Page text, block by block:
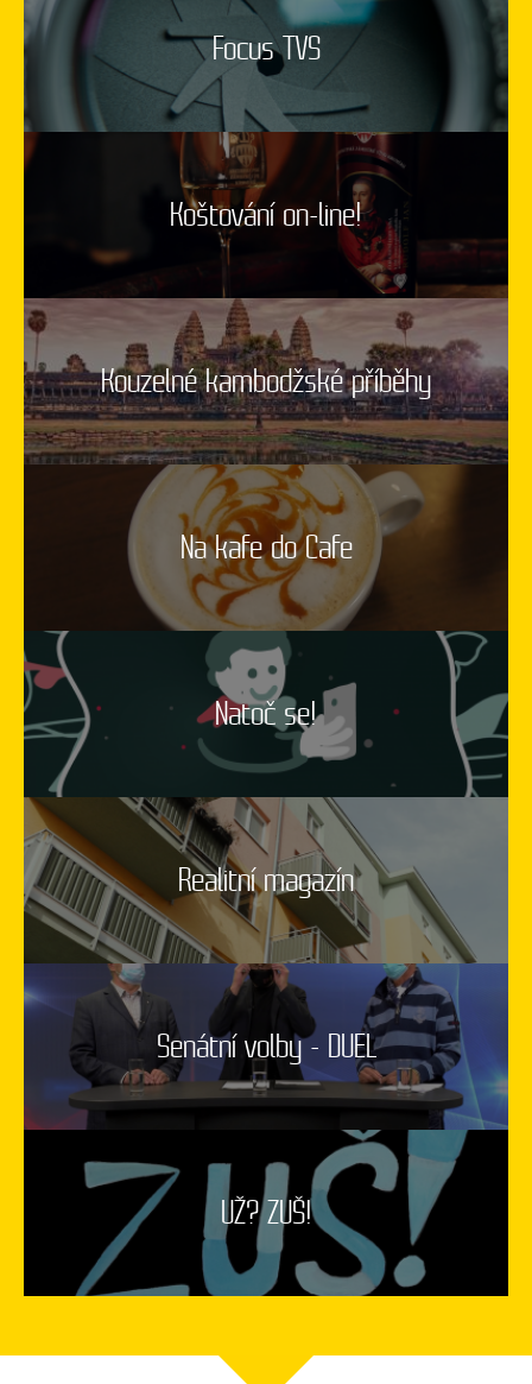
Focus TVS
Koštování on-line!
Kouzelné kambodžské příběhy
Na kafe do Cafe
Natoč se!
Realitní magazín
Senátní volby - DUEL
UŽ? ZUŠ!